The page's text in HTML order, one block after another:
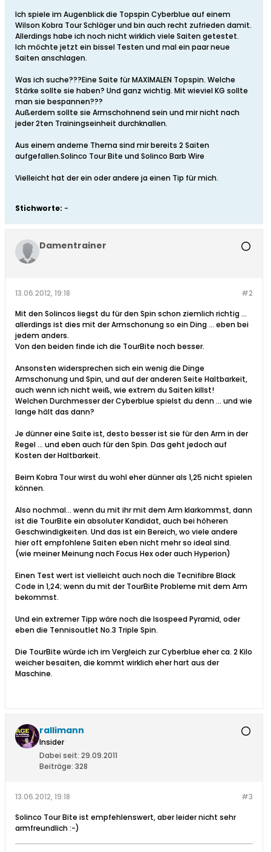
Ich spiele im Augenblick die Topspin Cyberblue auf einem
Wilson Kobra Tour Schläger und bin auch recht zufrieden damit.
Allerdings habe ich noch nicht wirklich viele Saiten getestet.
Ich möchte jetzt ein bissel Testen und mal ein paar neue
Saiten anschlagen.
Was ich suche???Eine Saite für MAXIMALEN Topspin. Welche
Stärke sollte sie haben? Und ganz wichtig. Mit wieviel KG sollte
man sie bespannen???
Außerdem sollte sie Armschohnend sein und mir nicht nach
jeder 2ten Trainingseinheit durchknallen.
Aus einem anderne Thema sind mir bereits 2 Saiten
aufgefallen.Solinco Tour Bite und Solinco Barb Wire
Vielleicht hat der ein oder andere ja einen Tip für mich.
Stichworte: -
Damentrainer
#2
13.06.2012, 19:18
Mit den Solincos liegst du für den Spin schon ziemlich richtig ...
allerdings ist dies mit der Armschonung so ein Ding ... eben bei
jedem anders.
Von den beiden finde ich die TourBite noch besser.
Ansonsten widersprechen sich ein wenig die Dinge
Armschonung und Spin, und auf der anderen Seite Haltbarkeit,
auch wenn ich nicht weiß, wie extrem du Saiten killst!
Welchen Durchmesser der Cyberblue spielst du denn ... und wie
lange hält das dann?
Je dünner eine Saite ist, desto besser ist sie für den Arm in der
Regel ... und eben auch für den Spin. Das geht jedoch auf
Kosten der Haltbarkeit.
Beim Kobra Tour wirst du wohl eher dünner als 1,25 nicht spielen
können.
Also nochmal... wenn du mit ihr mit dem Arm klarkommst, dann
ist die TourBite ein absoluter Kandidat, auch bei höheren
Geschwindigkeiten. Und das ist ein Bereich, wo viele andere
hier oft empfohlene Saiten eben nicht mehr so ideal sind.
(wie meiner Meinung nach Focus Hex oder auch Hyperion)
Einen Test wert ist vielleicht auch noch die Tecnifibre Black
Code in 1,24; wenn du mit der TourBite Probleme mit dem Arm
bekommst.
Und ein extremer Tipp wäre noch die Isospeed Pyramid, oder
eben die Tennisoutlet No.3 Triple Spin.
Die TourBite würde ich im Vergleich zur Cyberblue eher ca. 2 Kilo
weicher besaiten, die kommt wirklich eher hart aus der
Maschine.
rallimann
Insider
Dabei seit: 29.09.2011
Beiträge: 328
#3
13.06.2012, 19:18
Solinco Tour Bite ist empfehlenswert, aber leider nicht sehr
armfreundlich :-)